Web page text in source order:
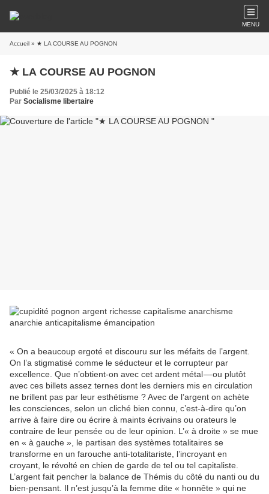
MENU
Accueil » ★ LA COURSE AU POGNON
★ LA COURSE AU POGNON
Publié le 25/03/2025 à 18:12
Par Socialisme libertaire
« On a beaucoup ergoté et discouru sur les méfaits de l’argent.
On l’a stigmatisé comme le séducteur et le corrupteur par
excellence. Que n’obtient-on avec cet ardent métal — ou plutôt
avec ces billets assez ternes dont les derniers mis en circulation
ne brillent pas par leur esthétisme ? Avec de l’argent on achète
les consciences, selon un cliché bien connu, c’est-à-dire qu’on
arrive à faire dire ou écrire à maints écrivains ou orateurs le
contraire de leur pensée ou de leur opinion. L’« à droite » se mue
en « à gauche », le partisan des systèmes totalitaires se
transforme en un farouche anti-totalitariste, l’incroyant en
croyant, le révolté en chien de garde de tel ou tel capitaliste.
L’argent fait pencher la balance de Thémis du côté du nanti ou du
bien-pensant. Il n’est jusqu’à la femme dite « honnête » qui ne